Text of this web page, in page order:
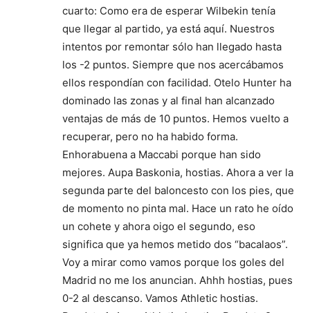
cuarto: Como era de esperar Wilbekin tenía
que llegar al partido, ya está aquí. Nuestros
intentos por remontar sólo han llegado hasta
los -2 puntos. Siempre que nos acercábamos
ellos respondían con facilidad. Otelo Hunter ha
dominado las zonas y al final han alcanzado
ventajas de más de 10 puntos. Hemos vuelto a
recuperar, pero no ha habido forma.
Enhorabuena a Maccabi porque han sido
mejores. Aupa Baskonia, hostias. Ahora a ver la
segunda parte del baloncesto con los pies, que
de momento no pinta mal. Hace un rato he oído
un cohete y ahora oigo el segundo, eso
significa que ya hemos metido dos “bacalaos”.
Voy a mirar como vamos porque los goles del
Madrid no me los anuncian. Ahhh hostias, pues
0-2 al descanso. Vamos Athletic hostias.